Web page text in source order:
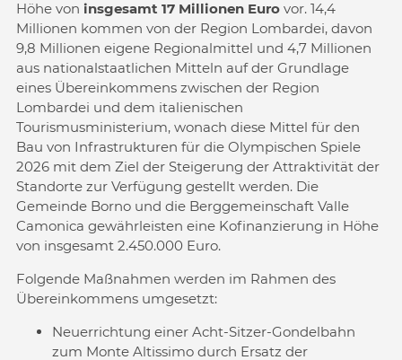
Höhe von insgesamt 17 Millionen Euro vor. 14,4
Millionen kommen von der Region Lombardei, davon
9,8 Millionen eigene Regionalmittel und 4,7 Millionen
aus nationalstaatlichen Mitteln auf der Grundlage
eines Übereinkommens zwischen der Region
Lombardei und dem italienischen
Tourismusministerium, wonach diese Mittel für den
Bau von Infrastrukturen für die Olympischen Spiele
2026 mit dem Ziel der Steigerung der Attraktivität der
Standorte zur Verfügung gestellt werden. Die
Gemeinde Borno und die Berggemeinschaft Valle
Camonica gewährleisten eine Kofinanzierung in Höhe
von insgesamt 2.450.000 Euro.
Folgende Maßnahmen werden im Rahmen des
Übereinkommens umgesetzt:
Neuerrichtung einer Acht-Sitzer-Gondelbahn
zum Monte Altissimo durch Ersatz der